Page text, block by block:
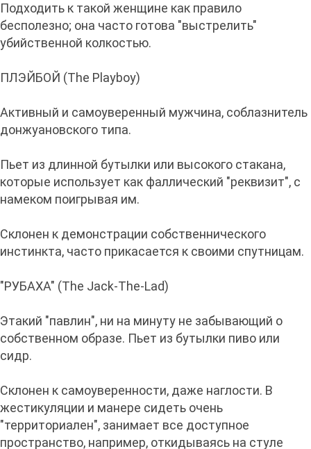
Подходить к такой женщине как правило
бесполезно; она часто готова "выстрелить"
убийственной колкостью.
ПЛЭЙБОЙ (The Playboy)
Активный и самоуверенный мужчина, соблазнитель
донжуановского типа.
Пьет из длинной бутылки или высокого стакана,
которые использует как фаллический "реквизит", с
намеком поигрывая им.
Склонен к демонстрации собственнического
инстинкта, часто прикасается к своими спутницам.
"РУБАХА" (The Jack-The-Lad)
Этакий "павлин", ни на минуту не забывающий о
собственном образе. Пьет из бутылки пиво или
сидр.
Склонен к самоуверенности, даже наглости. В
жестикуляции и манере сидеть очень
"территориален", занимает все доступное
пространство, например, откидываясь на стуле